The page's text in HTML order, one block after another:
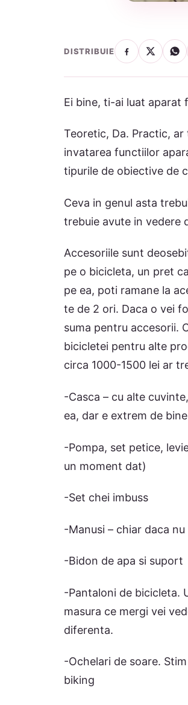
DISTRIBUIE
Ei bine, ti-ai luat
Teoretic, Da. Practic,
invatarea functiilor
tipurile de obiective de
Ceva in genul asta
trebuie avute in vedere
Accesoriile sunt
pe o bicicleta, un pret
pe ea, poti ramane la
te de 2 ori. Daca o vei
suma pentru accesorii.
bicicletei pentru alte
circa 1000-1500 lei ar
-Casca – cu alte
ea, dar e extrem de
-Pompa, set petice,
un moment dat)
-Set chei imbuss
-Manusi – chiar daca
-Bidon de apa si suport
-Pantaloni de bicicleta.
masura ce mergi vei
diferenta.
-Ochelari de soare.
biking